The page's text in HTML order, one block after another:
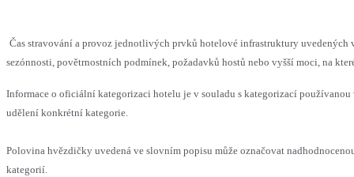
Čas stravování a provoz jednotlivých prvků hotelové infrastruktury uvedených
sezónnosti, povětrnostních podmínek, požadavků hostů nebo vyšší moci, na
Informace o oficiální kategorizaci hotelu je v souladu s kategorizací
udělení konkrétní kategorie.
Polovina hvězdičky uvedená ve slovním popisu může označovat
kategorií.